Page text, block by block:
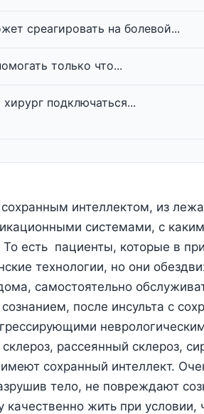
среагировать на болевой...
только что...
подключаться...
интеллектом, из
системами, с
есть пациенты, которые в
технологии, но они
самостоятельно
после инсульта с
рассеянный склероз,
сохранный интеллект.
тело, не повреждают
качественно жить при условии,